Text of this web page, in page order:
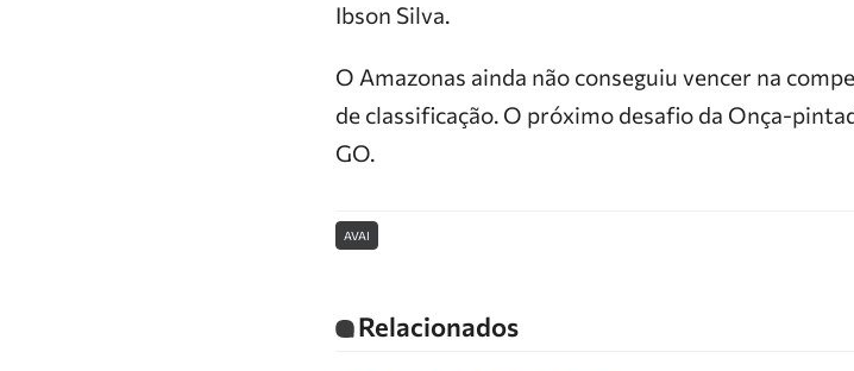
Ibson Silva.
O Amazonas ainda não conseguiu vencer na
de classificação. O próximo desafio da Onça-
GO.
AVAI
Relacionados